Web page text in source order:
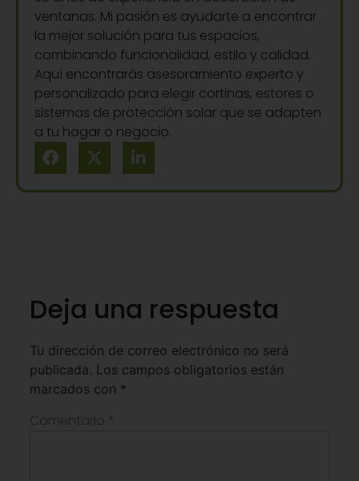
ventanas. Mi pasión es ayudarte a encontrar
la mejor solución para tus espacios,
combinando funcionalidad, estilo y calidad.
Aquí encontrarás asesoramiento experto y
personalizado para elegir cortinas, estores o
sistemas de protección solar que se adapten
a tu hogar o negocio.
Deja una respuesta
Tu dirección de correo electrónico no será
publicada. Los campos obligatorios están
marcados con *
Comentario